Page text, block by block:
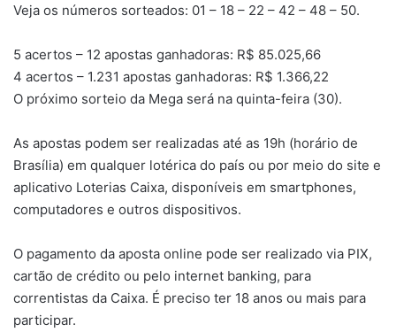
Veja os números sorteados: 01 – 18 – 22 – 42 – 48 – 50.
5 acertos – 12 apostas ganhadoras: R$ 85.025,66
4 acertos – 1.231 apostas ganhadoras: R$ 1.366,22
O próximo sorteio da Mega será na quinta-feira (30).
As apostas podem ser realizadas até as 19h (horário de
Brasília) em qualquer lotérica do país ou por meio do site e
aplicativo Loterias Caixa, disponíveis em smartphones,
computadores e outros dispositivos.
O pagamento da aposta online pode ser realizado via PIX,
cartão de crédito ou pelo internet banking, para
correntistas da Caixa. É preciso ter 18 anos ou mais para
participar.